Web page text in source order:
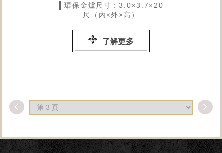
▌環保金爐尺寸：3.0×3.7×20
尺（內×外×高）
了解更多